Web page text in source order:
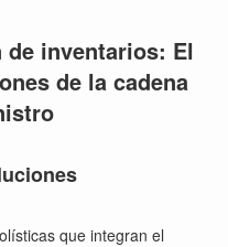
inventarios: El
de la cadena
que integran el